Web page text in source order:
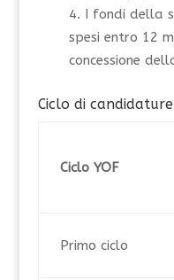
I fondi della
spesi entro 12
concessione
Ciclo di candidature
Ciclo YOF
Primo ciclo